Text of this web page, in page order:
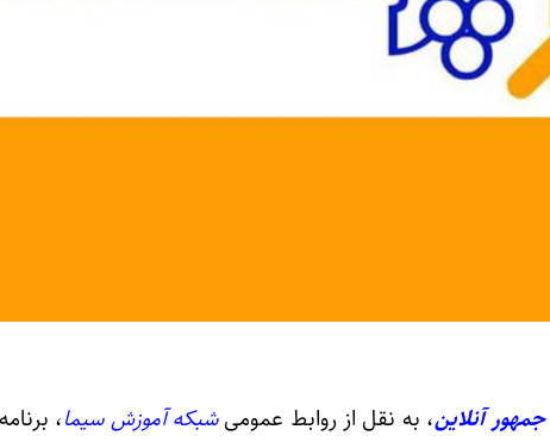
جمهور آنلاین، به نقل از روابط عمومیشبکه آموزش سیما،